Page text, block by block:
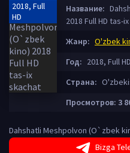
2018, Full
HD
Название:
2018 Full HD tas-
Жанр: O'zbek
Год: 2018, Full HD
Страна:
Просмотров: 3
Dahshatli Meshpolvon (O`zbek
Bizga